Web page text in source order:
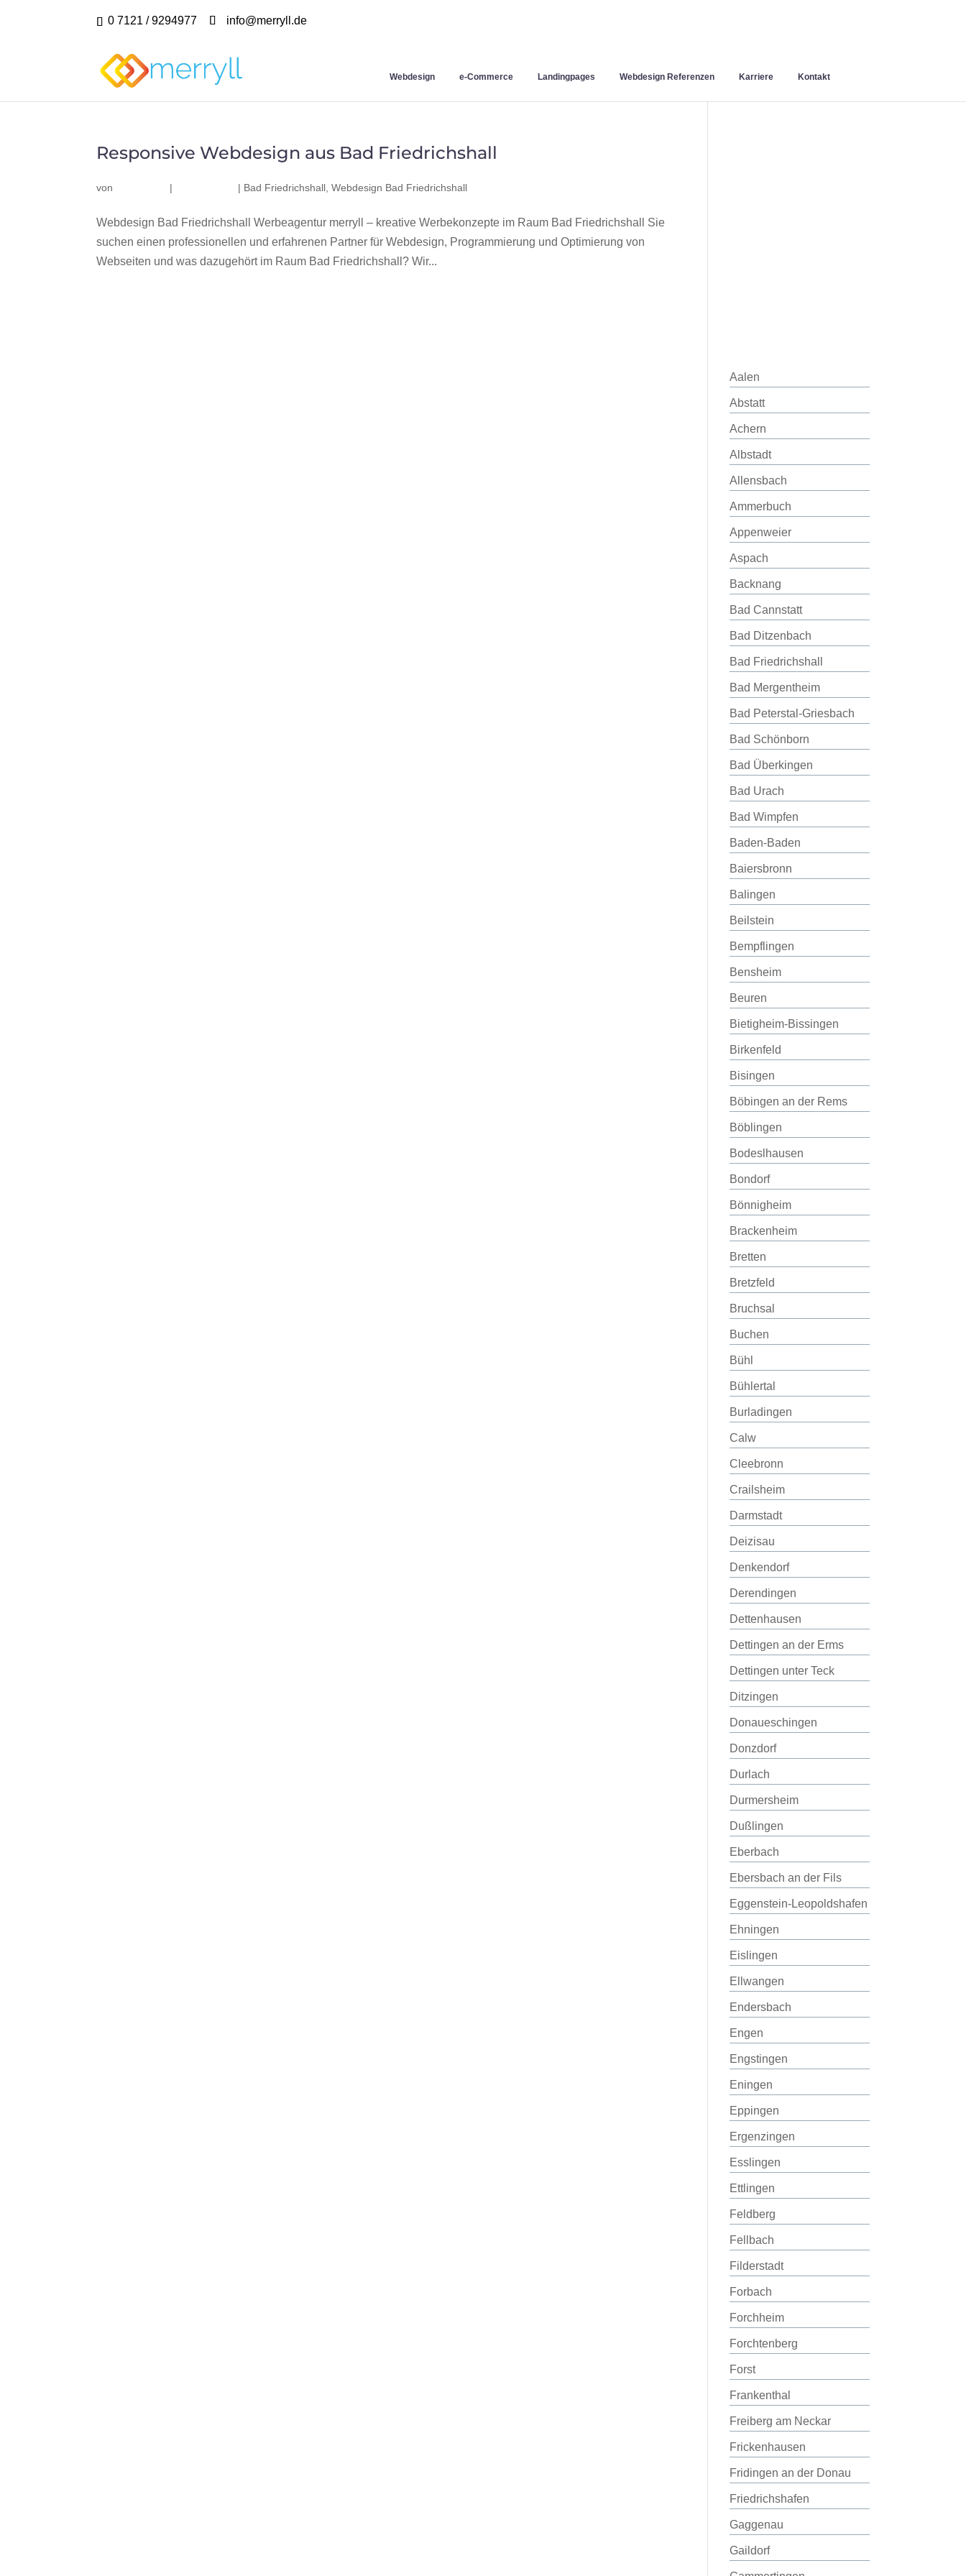
0 7121 / 9294977 info@merryll.de
Webdesign e-Commerce Landingpages Webdesign Referenzen Karriere Kontakt
Responsive Webdesign aus Bad Friedrichshall
von | | Bad Friedrichshall ,Webdesign Bad Friedrichshall
Webdesign Bad Friedrichshall Werbeagentur merryll – kreative Werbekonzepte im Raum Bad Friedrichshall Sie
suchen einen professionellen und erfahrenen Partner für Webdesign, Programmierung und Optimierung von
Webseiten und was dazugehört im Raum Bad Friedrichshall? Wir...
Aalen
Abstatt
Achern
Albstadt
Allensbach
Ammerbuch
Appenweier
Aspach
Backnang
Bad Cannstatt
Bad Ditzenbach
Bad Friedrichshall
Bad Mergentheim
Bad Peterstal-Griesbach
Bad Schönborn
Bad Überkingen
Bad Urach
Bad Wimpfen
Baden-Baden
Baiersbronn
Balingen
Beilstein
Bempflingen
Bensheim
Beuren
Bietigheim-Bissingen
Birkenfeld
Bisingen
Böbingen an der Rems
Böblingen
Bodeslhausen
Bondorf
Bönnigheim
Brackenheim
Bretten
Bretzfeld
Bruchsal
Buchen
Bühl
Bühlertal
Burladingen
Calw
Cleebronn
Crailsheim
Darmstadt
Deizisau
Denkendorf
Derendingen
Dettenhausen
Dettingen an der Erms
Dettingen unter Teck
Ditzingen
Donaueschingen
Donzdorf
Durlach
Durmersheim
Dußlingen
Eberbach
Ebersbach an der Fils
Eggenstein-Leopoldshafen
Ehningen
Eislingen
Ellwangen
Endersbach
Engen
Engstingen
Eningen
Eppingen
Ergenzingen
Esslingen
Ettlingen
Feldberg
Fellbach
Filderstadt
Forbach
Forchheim
Forchtenberg
Forst
Frankenthal
Freiberg am Neckar
Frickenhausen
Fridingen an der Donau
Friedrichshafen
Gaggenau
Gaildorf